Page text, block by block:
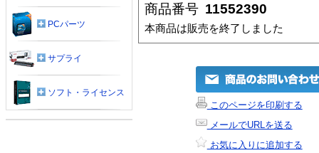
商品番号 11552390
本商品は販売を終了しました
このページを印刷する
メールでURLを送る
お気に入りに追加する
PCパーツ
サプライ
ソフト・ライセンス